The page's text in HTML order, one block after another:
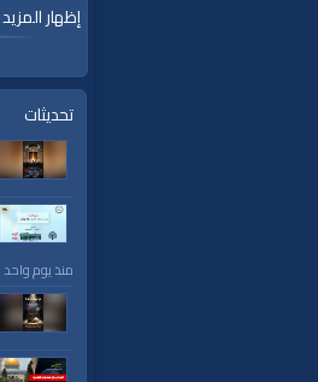
إظهار المزيد
الفئات:
قنوات:
برامج الواقية
تحديثات
منذ يوم واحد